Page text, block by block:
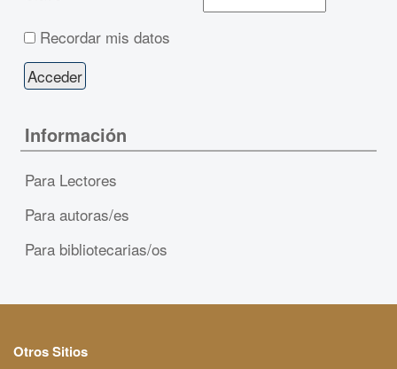
Recordar mis datos
Información
Para Lectores
Para autoras/es
Para bibliotecarias/os
Otros Sitios